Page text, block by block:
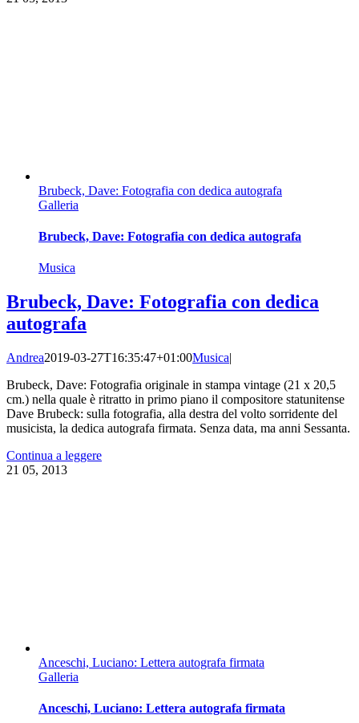
Brubeck, Dave: Fotografia con dedica autografa
Galleria
Brubeck, Dave: Fotografia con dedica autografa
Musica
Brubeck, Dave: Fotografia con dedica
autografa
Andrea2019-03-27T16:35:47+01:00Musica|
Brubeck, Dave: Fotografia originale in stampa vintage (21 x 20,5
cm.) nella quale è ritratto in primo piano il compositore statunitense
Dave Brubeck: sulla fotografia, alla destra del volto sorridente del
musicista, la dedica autografa firmata. Senza data, ma anni Sessanta.
Continua a leggere
21 05, 2013
Anceschi, Luciano: Lettera autografa firmata
Galleria
Anceschi, Luciano: Lettera autografa firmata